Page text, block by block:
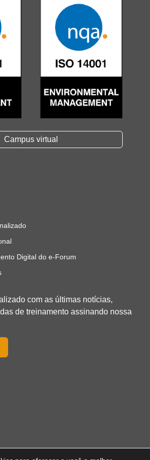
Campus virtual
Digital do e-Forum
com as últimas notícias,
de treinamento assinando nossa